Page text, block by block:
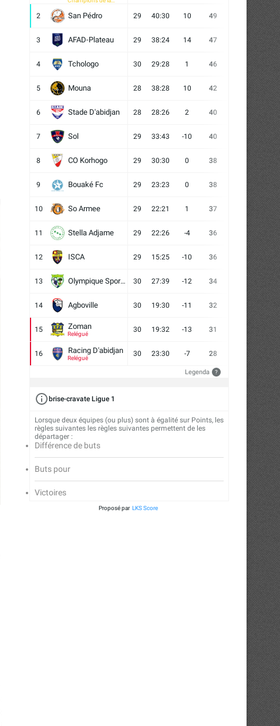
2 San Pédro 29 40:30 10 49
3 AFAD-Plateau 29 38:24 14 47
4 Tchologo 30 29:28 1 46
5 Mouna 28 38:28 10 42
6 Stade D'abidjan 28 28:26 2 40
7 Sol 29 33:43 -10 40 13
8 CO Korhogo 29 30:30 0 38 11
9 Bouaké Fc 29 23:23 0 38
10 So Armee 29 22:21 1 37 10 10
11 Stella Adjame 29 22:26 -4 36
12 ISCA 29 15:25 -10 36 6 13
13 Olympique Sport d'Abobo FC 30 27:39 -12 34
14 Agboville 30 19:30 -11 32
15 Zoman
Relégué
30 19:32 -13 31
16 Racing D'abidjan
Relégué
30 23:30 -7 28 14
Legenda ?
brise-cravate Ligue 1
Lorsque deux équipes (ou plus) sont à égalité sur Points, les
règles suivantes les règles suivantes permettent de les
départager :
Différence de buts
Buts pour
Victoires
Proposé par LKS Score